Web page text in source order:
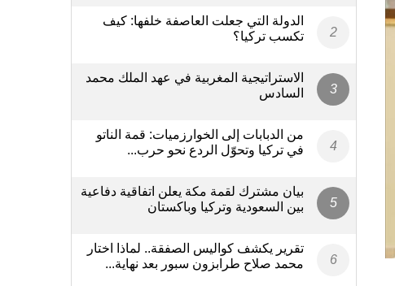
الدولة التي جعلت العاصفة خلفها: كيف
تكسب تركيا؟
الاستراتيجية المغربية في عهد الملك محمد
السادس
من الدبابات إلى الخوارزميات: قمة الناتو
في تركيا وتحوّل الردع نحو حرب...
بيان مشترك لقمة مكة يعلن اتفاقية دفاعية
بين السعودية وتركيا وباكستان
تقرير يكشف كواليس الصفقة.. لماذا اختار
محمد صلاح طرابزون سبور بعد نهاية...